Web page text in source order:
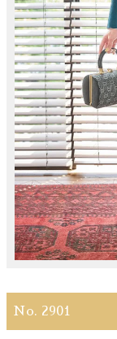
No. 2901